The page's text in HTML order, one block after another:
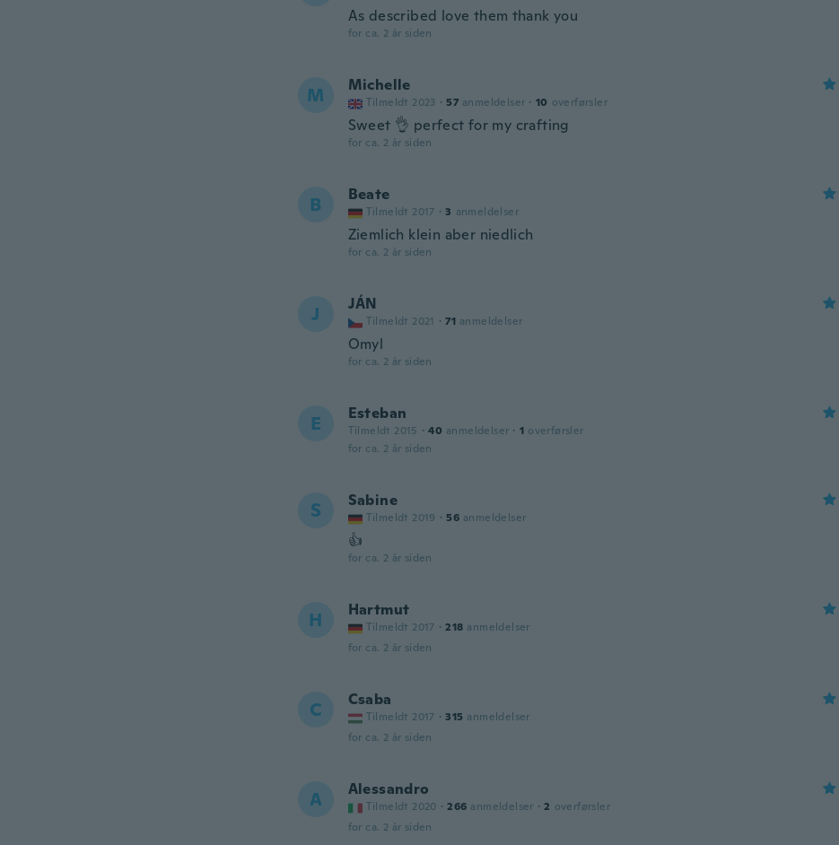
As described love them thank you
for ca. 2 år siden
M Michelle
Tilmeldt 2023 · 57 anmeldelser · 10 overførsler
Sweet 👌 perfect for my crafting
for ca. 2 år siden
B Beate
Tilmeldt 2017 · 3 anmeldelser
Ziemlich klein aber niedlich
for ca. 2 år siden
J JÁN
Tilmeldt 2021 · 71 anmeldelser
Omyl
for ca. 2 år siden
E Esteban
Tilmeldt 2015 · 40 anmeldelser · 1 overførsler
for ca. 2 år siden
S Sabine
Tilmeldt 2019 · 56 anmeldelser
👍
for ca. 2 år siden
H Hartmut
Tilmeldt 2017 · 218 anmeldelser
for ca. 2 år siden
C Csaba
Tilmeldt 2017 · 315 anmeldelser
for ca. 2 år siden
A Alessandro
Tilmeldt 2020 · 266 anmeldelser · 2 overførsler
for ca. 2 år siden